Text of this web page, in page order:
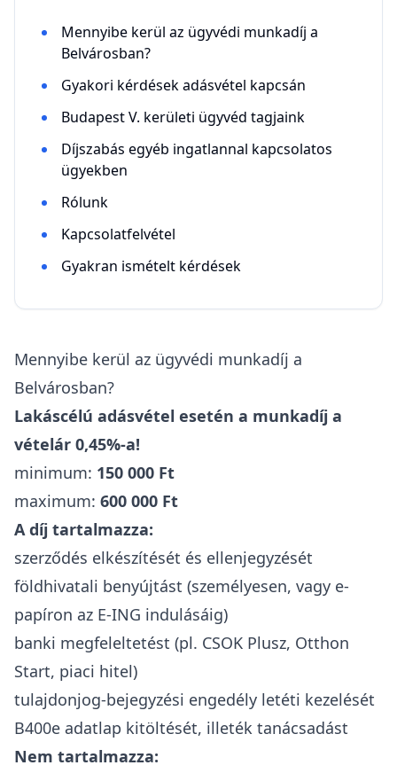
Mennyibe kerül az ügyvédi munkadíj a
Belvárosban?
Gyakori kérdések adásvétel kapcsán
Budapest V. kerületi ügyvéd tagjaink
Díjszabás egyéb ingatlannal kapcsolatos
ügyekben
Rólunk
Kapcsolatfelvétel
Gyakran ismételt kérdések
Mennyibe kerül az ügyvédi munkadíj a
Belvárosban?
Lakáscélú adásvétel esetén a munkadíj a
vételár 0,45%-a!
minimum: 150 000 Ft
maximum: 600 000 Ft
A díj tartalmazza:
szerződés elkészítését és ellenjegyzését
földhivatali benyújtást (személyesen, vagy e-
papíron az E-ING indulásáig)
banki megfeleltetést (pl. CSOK Plusz, Otthon
Start, piaci hitel)
tulajdonjog-bejegyzési engedély letéti kezelését
B400e adatlap kitöltését, illeték tanácsadást
Nem tartalmazza: